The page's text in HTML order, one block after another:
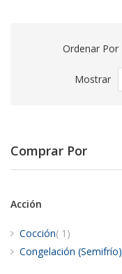
Ordenar Por
Mostrar
Comprar Por
Acción
Cocción 1 artículo
Congelación (Semifrío)